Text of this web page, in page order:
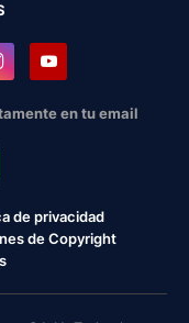
en tu email
de privacidad
de Copyright